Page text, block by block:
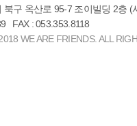
북구 옥산로 95-7 조이빌딩 2층 (
FAX : 053.353.8118
WE ARE FRIENDS. ALL